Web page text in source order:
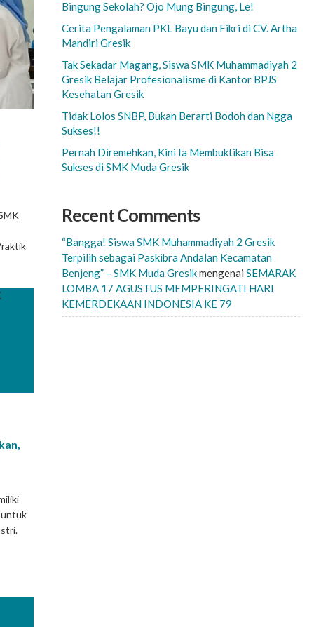
untuk
Bingung Sekolah? Ojo Mung Bingung, Le!
Cerita Pengalaman PKL Bayu dan Fikri di CV. Artha
Mandiri Gresik
Tak Sekadar Magang, Siswa SMK Muhammadiyah 2
Gresik Belajar Profesionalisme di Kantor BPJS
Kesehatan Gresik
Tidak Lolos SNBP, Bukan Berarti Bodoh dan Ngga
Sukses!!
Pernah Diremehkan, Kini Ia Membuktikan Bisa
Sukses di SMK Muda Gresik
Recent Comments
“Bangga! Siswa SMK Muhammadiyah 2 Gresik
Terpilih sebagai Paskibra Andalan Kecamatan
Benjeng” – SMK Muda Gresikmengenai SEMARAK
LOMBA 17 AGUSTUS MEMPERINGATI HARI
KEMERDEKAAN INDONESIA KE 79